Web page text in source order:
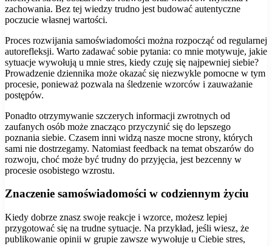
zachowania. Bez tej wiedzy trudno jest budować autentyczne
poczucie własnej wartości.
Proces rozwijania samoświadomości można rozpocząć od regularnej
autorefleksji. Warto zadawać sobie pytania: co mnie motywuje, jakie
sytuacje wywołują u mnie stres, kiedy czuję się najpewniej siebie?
Prowadzenie dziennika może okazać się niezwykle pomocne w tym
procesie, ponieważ pozwala na śledzenie wzorców i zauważanie
postępów.
Ponadto otrzymywanie szczerych informacji zwrotnych od
zaufanych osób może znacząco przyczynić się do lepszego
poznania siebie. Czasem inni widzą nasze mocne strony, których
sami nie dostrzegamy. Natomiast feedback na temat obszarów do
rozwoju, choć może być trudny do przyjęcia, jest bezcenny w
procesie osobistego wzrostu.
Znaczenie samoświadomości w codziennym życiu
Kiedy dobrze znasz swoje reakcje i wzorce, możesz lepiej
przygotować się na trudne sytuacje. Na przykład, jeśli wiesz, że
publikowanie opinii w grupie zawsze wywołuje u Ciebie stres,